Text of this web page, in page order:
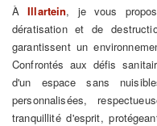
ÀIllartein, je vous
dératisation et de
garantissent un
Confrontés aux défis
d'un espace sans
personnalisées,
tranquillité d'esprit,